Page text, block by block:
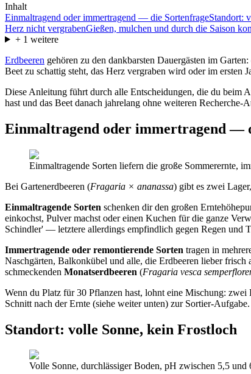
Inhalt
Einmaltragend oder immertragend — die SortenfrageStandort:
Herz nicht vergrabenGießen, mulchen und durch die Saison
+ 1 weitere
Erdbeeren gehören zu den dankbarsten Dauergästen im
Beet zu schattig steht, das Herz vergraben wird oder im ersten
Diese Anleitung führt durch alle Entscheidungen, die du beim
hast und das Beet danach jahrelang ohne weiteren Recherche-
Einmaltragend oder immertragend —
Einmaltragende Sorten liefern die große Sommerernte,
Bei Gartenerdbeeren (Fragaria × ananassa) gibt es zwei
Einmaltragende Sorten schenken dir den großen
einkochst, Pulver machst oder einen Kuchen für die ganze
Schindler' — letztere allerdings empfindlich gegen Regen und
Immertragende oder remontierende Sorten tragen in
Naschgärten, Balkonkübel und alle, die Erdbeeren lieber
schmeckenden Monatserdbeeren (Fragaria vesca
Wenn du Platz für 30 Pflanzen hast, lohnt eine Mischung:
Schnitt nach der Ernte (siehe weiter unten) zur Sortier-Aufgabe.
Standort: volle Sonne, kein Frostloch
Volle Sonne, durchlässiger Boden, pH zwischen 5,5